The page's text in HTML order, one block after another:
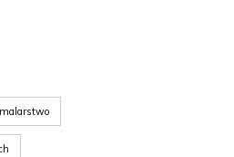
malarstwo